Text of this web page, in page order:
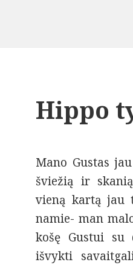
Hippo
Mano Gustas
šviežią ir
vieną kartą jau
namie- man
košę Gustui su
išvykti